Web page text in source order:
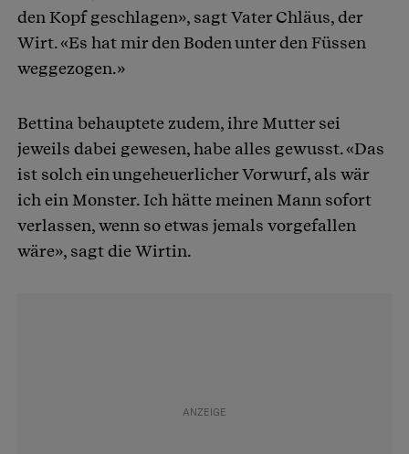
den Kopf geschlagen», sagt Vater Chläus, der
Wirt. «Es hat mir den Boden unter den Füssen
weggezogen.»
Bettina behauptete zudem, ihre Mutter sei
jeweils dabei gewesen, habe alles gewusst. «Das
ist solch ein ungeheuerlicher Vorwurf, als wär
ich ein Monster. Ich hätte meinen Mann sofort
verlassen, wenn so etwas jemals vorgefallen
wäre», sagt die Wirtin.